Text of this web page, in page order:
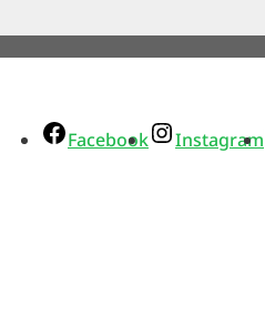
Facebook Instagram